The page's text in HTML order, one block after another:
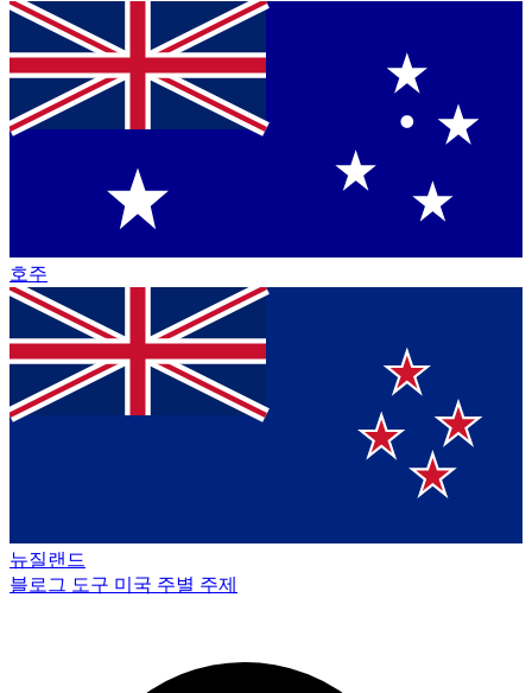
호주
뉴질랜드
블로그 도구 미국 주별 주제